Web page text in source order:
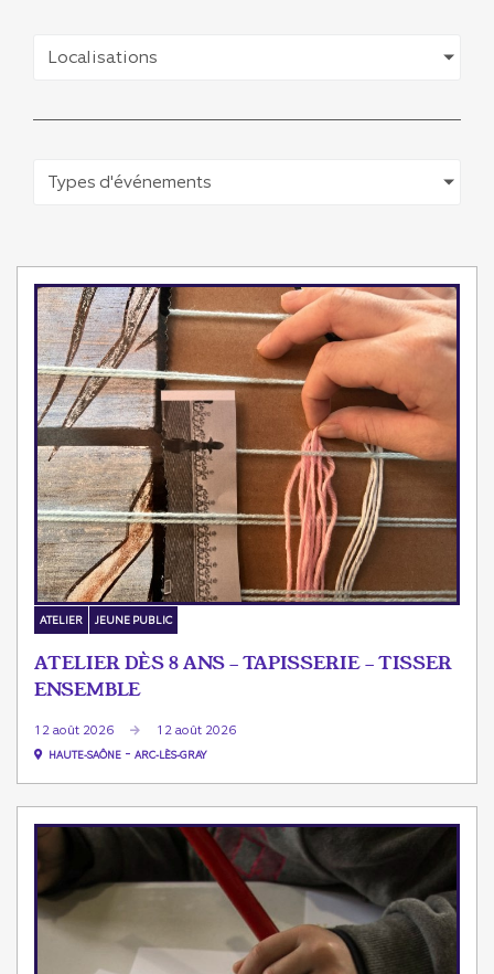
Localisations
Types d'événements
ATELIER JEUNE PUBLIC
ATELIER DÈS 8 ANS - TAPISSERIE - TISSER
ENSEMBLE
12 août 2026 12 août 2026
HAUTE-SAÔNE - ARC-LÈS-GRAY